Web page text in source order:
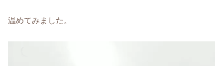
温めてみました。